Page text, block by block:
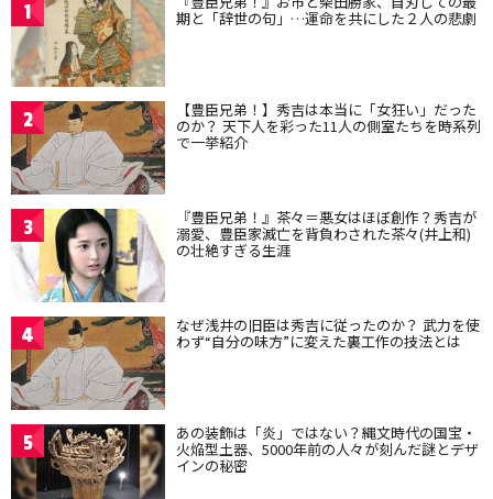
1 期と「辞世の句」…運命を共にした２人の悲劇
2 【豊臣兄弟！】秀吉は本当に「女狂い」だった
のか？ 天下人を彩った11人の側室たちを時系列
で一挙紹介
3 『豊臣兄弟！』茶々＝悪女はほぼ創作？秀吉が
溺愛、豊臣家滅亡を背負わされた茶々(井上和)
の壮絶すぎる生涯
4 なぜ浅井の旧臣は秀吉に従ったのか？ 武力を使
わず“自分の味方”に変えた裏工作の技法とは
5 あの装飾は「炎」ではない？縄文時代の国宝・
火焔型土器、5000年前の人々が刻んだ謎とデザ
インの秘密